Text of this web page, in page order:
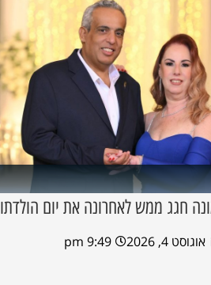
חגג ממש לאחרונה את יום הולדתו
אוגוסט 4, 2026 9:49 pm